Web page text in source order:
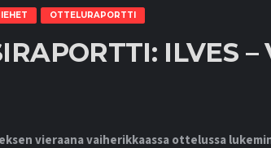
OTTELURAPORTTI
ILVES –
vieraana vaiherikkaassa ottelussa